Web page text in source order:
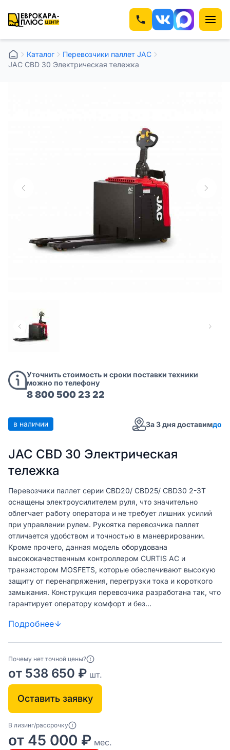
Каталог
Перевозчики паллет JAC
JAC CBD 30 Электрическая тележка
Уточнить стоимость и сроки поставки техники
можно по телефону
8 800 500 23 22
в наличии За 3 дня доставимдо
JAC CBD 30 Электрическая
тележка
Перевозчики паллет серии CBD20/ CBD25/ CBD30 2-3T
оснащены электроусилителем руля, что значительно
облегчает работу оператора и не требует лишних усилий
при управлении рулем. Рукоятка перевозчика паллет
отличается удобством и точностью в маневрировании.
Кроме прочего, данная модель оборудована
высококачественным контроллером CURTIS AC и
транзистором MOSFETS, которые обеспечивают высокую
защиту от перенапряжения, перегрузки тока и короткого
замыкания. Конструкция перевозчика разработана так, что
гарантирует оператору комфорт и без...
Подробнее
Почему нет точной цены?
от 538 650 ₽ шт.
Оставить заявку
В лизинг/рассрочку
от 45 000 ₽ мес.